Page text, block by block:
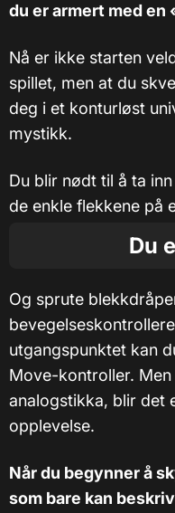
du er armert med en
Nå er ikke starten
spillet, men at du
deg i et konturløst
mystikk.
Du blir nødt til å ta
de enkle flekkene på
Du
Og sprute
utgangspunktet kan
Move-kontroller.
analogstikka, blir det
opplevelse.
Når du begynner å
som bare kan